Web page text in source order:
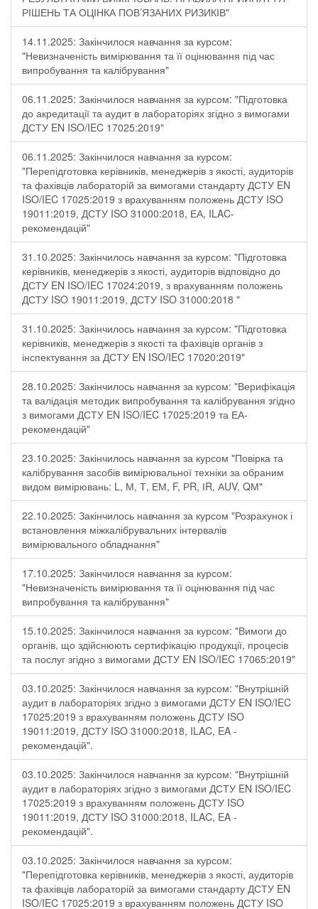
РІШЕНЬ ТА ОЦІНКА ПОВ’ЯЗАНИХ РИЗИКІВ"
14.11.2025: Закінчилося навчання за курсом:
"Невизначеність вимірювання та її оцінювання під час
випробування та калібрування"
06.11.2025: Закінчилося навчання за курсом: "Підготовка
до акредитації та аудит в лабораторіях згідно з вимогами
ДСТУ EN ISO/IEC 17025:2019"
06.11.2025: Закінчилося навчання за курсом:
"Перепідготовка керівників, менеджерів з якості, аудиторів
та фахівців лабораторій за вимогами стандарту ДСТУ EN
ISO/IEC 17025:2019 з врахуванням положень ДСТУ ISO
19011:2019, ДСТУ ISO 31000:2018, ЕА, ILAC-
рекомендацій"
31.10.2025: Закінчилось навчання за курсом: "Підготовка
керівників, менеджерів з якості, аудиторів відповідно до
ДСТУ EN ISO/IEC 17024:2019, з врахуванням положень
ДСТУ ISO 19011:2019, ДСТУ ISO 31000:2018 "
31.10.2025: Закінчилось навчання за курсом: "Підготовка
керівників, менеджерів з якості та фахівців органів з
інспектування за ДСТУ EN ISO/IEC 17020:2019"
28.10.2025: Закінчилось навчання за курсом: "Верифікація
та валідація методик випробування та калібрування згідно
з вимогами ДСТУ EN ISO/IEC 17025:2019 та ЕА-
рекомендацій"
23.10.2025: Закінчилось навчання за курсом "Повірка та
калібрування засобів вимірювальної техніки за обраним
видом вимірювань: L, М, Т, ЕМ, F, РR, ІR, АUV, QМ"
22.10.2025: Закінчилось навчання за курсом "Розрахунок і
встановлення міжкалібрувальних інтервалів
вимірювального обладнання"
17.10.2025: Закінчилося навчання за курсом:
"Невизначеність вимірювання та її оцінювання під час
випробування та калібрування"
15.10.2025: Закінчилося навчання за курсом: "Вимоги до
органів, що здійснюють сертифікацію продукції, процесів
та послуг згідно з вимогами ДСТУ EN ISO/IEC 17065:2019"
03.10.2025: Закінчилося навчання за курсом: "Внутрішній
аудит в лабораторіях згідно з вимогами ДСТУ EN ISO/IEC
17025:2019 з врахуванням положень ДСТУ ISO
19011:2019, ДСТУ ISO 31000:2018, ILAC, EA -
рекомендацій".
03.10.2025: Закінчилося навчання за курсом: "Внутрішній
аудит в лабораторіях згідно з вимогами ДСТУ EN ISO/IEC
17025:2019 з врахуванням положень ДСТУ ISO
19011:2019, ДСТУ ISO 31000:2018, ILAC, EA -
рекомендацій".
03.10.2025: Закінчилося навчання за курсом:
"Перепідготовка керівників, менеджерів з якості, аудиторів
та фахівців лабораторій за вимогами стандарту ДСТУ EN
ISO/IEC 17025:2019 з врахуванням положень ДСТУ ISO